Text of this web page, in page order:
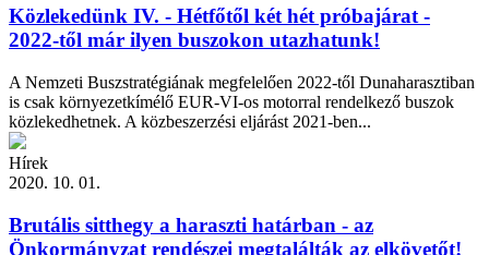
Közlekedünk IV. - Hétfőtől két hét próbajárat -
2022-től már ilyen buszokon utazhatunk!
A Nemzeti Buszstratégiának megfelelően 2022-től Dunaharasztiban
is csak környezetkímélő EUR-VI-os motorral rendelkező buszok
közlekedhetnek. A közbeszerzési eljárást 2021-ben...
Hírek
2020. 10. 01.
Brutális sitthegy a haraszti határban - az
Önkormányzat rendészei megtalálták az elkövetőt!